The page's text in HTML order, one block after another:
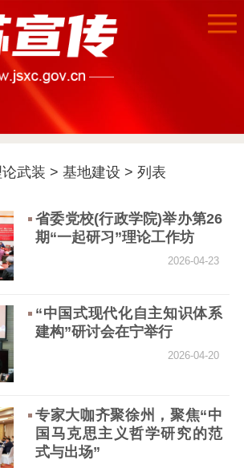
首页
江苏要闻
年度报
政策法规
理论武装
宣传宣讲
武装 > 基地建设 > 列表
省委党校(行政学院)举办第26
期“一起研习”理论工作坊
2026-04-23
“中国式现代化自主知识体系
建构”研讨会在宁举行
2026-04-20
专家大咖齐聚徐州，聚焦“中
国马克思主义哲学研究的范
式与出场”